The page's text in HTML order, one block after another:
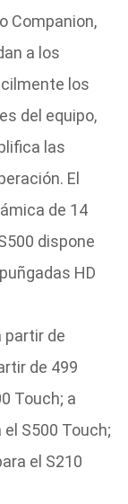
Companion,
a los
los
del equipo,
las
El
de 14
dispone
HD
partir de
de 499
Touch; a
S500 Touch;
el S210